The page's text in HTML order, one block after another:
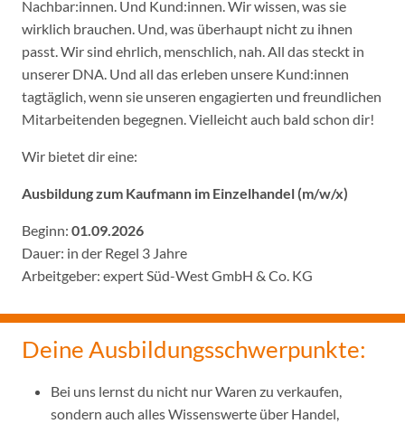
Nachbar:innen. Und Kund:innen. Wir wissen, was sie
wirklich brauchen. Und, was überhaupt nicht zu ihnen
passt. Wir sind ehrlich, menschlich, nah. All das steckt in
unserer DNA. Und all das erleben unsere Kund:innen
tagtäglich, wenn sie unseren engagierten und freundlichen
Mitarbeitenden begegnen. Vielleicht auch bald schon dir!
Wir bietet dir eine:
Ausbildung zum Kaufmann im Einzelhandel (m/w/x)
Beginn: 01.09.2026
Dauer: in der Regel 3 Jahre
Arbeitgeber: expert Süd-West GmbH & Co. KG
Deine Ausbildungsschwerpunkte:
Bei uns lernst du nicht nur Waren zu verkaufen,
sondern auch alles Wissenswerte über Handel,